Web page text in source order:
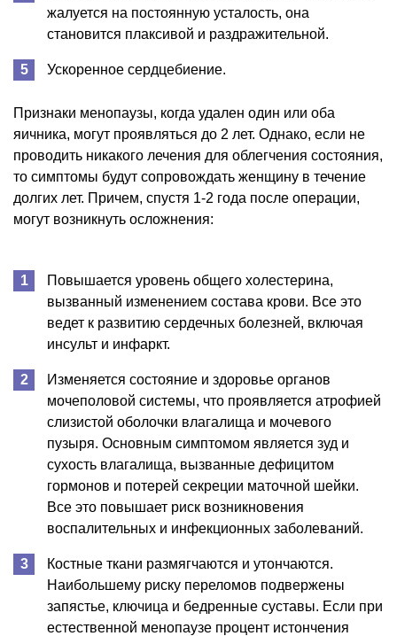
жалуется на постоянную усталость, она
становится плаксивой и раздражительной.
Ускоренное сердцебиение.
Признаки менопаузы, когда удален один или оба
яичника, могут проявляться до 2 лет. Однако, если не
проводить никакого лечения для облегчения состояния,
то симптомы будут сопровождать женщину в течение
долгих лет. Причем, спустя 1-2 года после операции,
могут возникнуть осложнения:
Повышается уровень общего холестерина,
вызванный изменением состава крови. Все это
ведет к развитию сердечных болезней, включая
инсульт и инфаркт.
Изменяется состояние и здоровье органов
мочеполовой системы, что проявляется атрофией
слизистой оболочки влагалища и мочевого
пузыря. Основным симптомом является зуд и
сухость влагалища, вызванные дефицитом
гормонов и потерей секреции маточной шейки.
Все это повышает риск возникновения
воспалительных и инфекционных заболеваний.
Костные ткани размягчаются и утончаются.
Наибольшему риску переломов подвержены
запястье, ключица и бедренные суставы. Если при
естественной менопаузе процент истончения